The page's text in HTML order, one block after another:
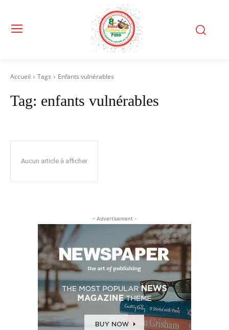
Accueil Tags Enfants vulnérables
Tag: enfants vulnérables
Aucun article à afficher
- Advertisement -